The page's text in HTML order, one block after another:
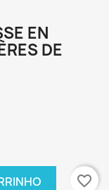
EN
DE
favorite_border